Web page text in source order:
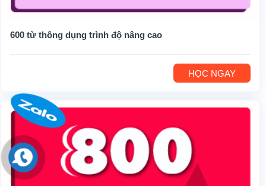
600 từ thông dụng trình độ nâng cao
HỌC NGAY